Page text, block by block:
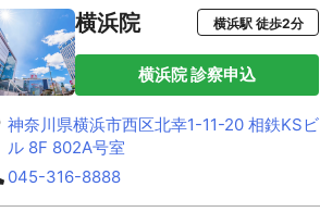
横浜院 横浜駅 徒歩2分
横浜院 診察申込
神奈川県横浜市西区北幸1-11-20 相鉄KSビ
ル 8F 802A号室
045-316-8888